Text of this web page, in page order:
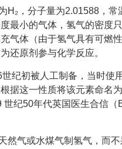
H₂，分子量为2.01588，
最小的气体，氢气的密度
气体（由于氢气具有可燃性
还原剂参与化学反应。
世纪初被人工制备，当时使
根据这一性质将该元素命名
世纪50年代英国医生合信
然气或水煤气制氢气，而